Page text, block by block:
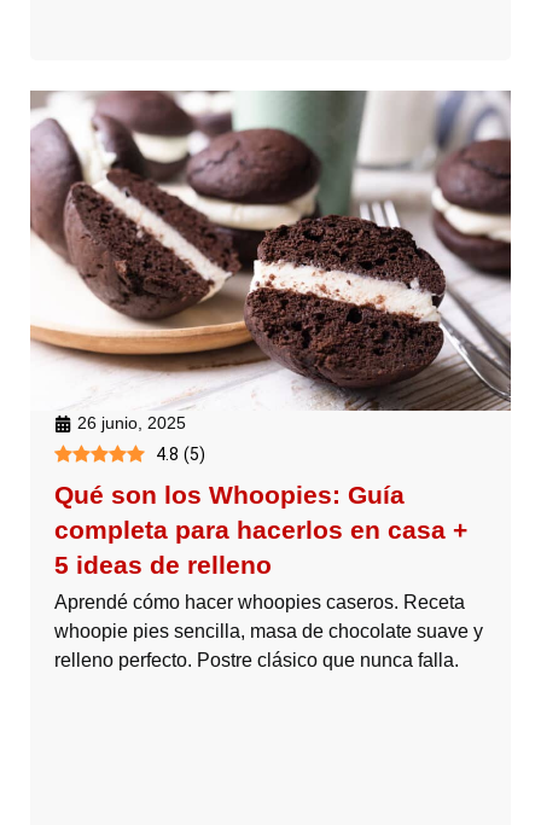
26 junio, 2025
4.8 (5)
Qué son los Whoopies: Guía
completa para hacerlos en casa +
5 ideas de relleno
Aprendé cómo hacer whoopies caseros. Receta
whoopie pies sencilla, masa de chocolate suave y
relleno perfecto. Postre clásico que nunca falla.